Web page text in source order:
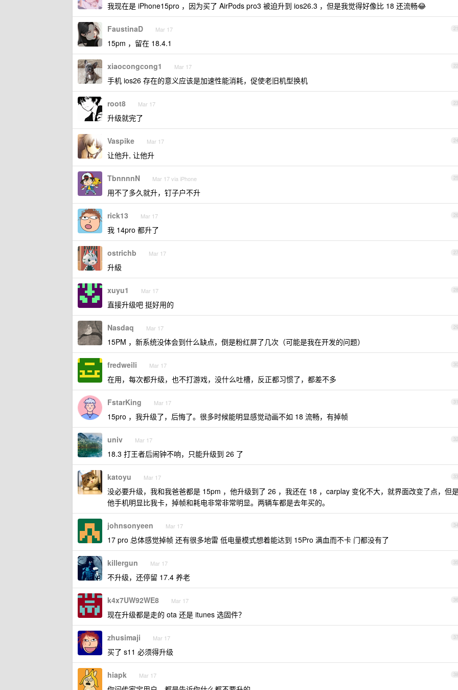
我现在是 iPhone15pro ，因为买了 AirPods pro3 被迫升到 ios26.3 ，但是我觉得好像比 18 还流畅😂
21
FaustinaD Mar 17
15pm ，留在 18.4.1
22
xiaocongcong1 Mar 17
手机 ios26 存在的意义应该是加速性能消耗，促使老旧机型换机
23
root8 Mar 17
升级就完了
24
Vaspike Mar 17
让他升, 让他升
25
TbnnnnN Mar 17 via iPhone
用不了多久就升，钉子户不升
26
rick13 Mar 17
我 14pro 都升了
27
ostrichb Mar 17
升級
28
xuyu1 Mar 17
直接升级吧 挺好用的
29
Nasdaq Mar 17
15PM ，新系统没体会到什么缺点，倒是粉红屏了几次（可能是我在开发的问题）
30
fredweili Mar 17
在用，每次都升级，也不打游戏，没什么吐槽，反正都习惯了，都差不多
31
FstarKing Mar 17
15pro ，我升级了，后悔了。很多时候能明显感觉动画不如 18 流畅，有掉帧
32
univ Mar 17
18.3 打王者后闹钟不响，只能升级到 26 了
33
katoyu Mar 17
没必要升级，我和我爸爸都是 15pm ，他升级到了 26 ，我还在 18 ，carplay 变化不大，就界面改变了点，但
他手机明显比我卡，掉帧和耗电非常非常明显。两辆车都是去年买的。
34
johnsonyeen Mar 17
17 pro 总体感觉掉帧 还有很多地雷 低电量模式想着能达到 15Pro 满血而不卡 门都没有了
35
killergun Mar 17
不升级，还停留 17.4 养老
36
k4x7UW92WE8 Mar 17
现在升级都是走的 ota 还是 itunes 选固件？
37
zhusimaji Mar 17
买了 s11 必须得升级
38
hiapk Mar 17